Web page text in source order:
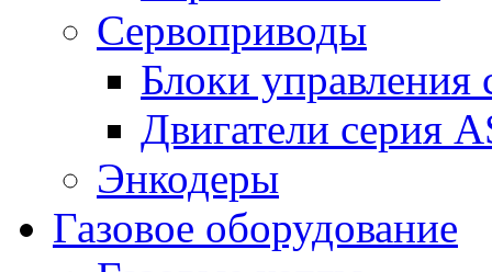
Сервоприводы
Блоки
Двигатели серия
Энкодеры
Газовое оборудование